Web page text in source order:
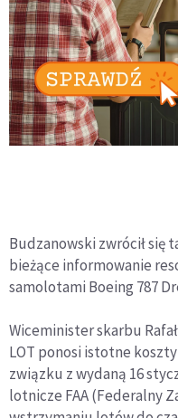
Budzanowski zwrócił się
bieżące informowanie
samolotami Boeing 787
Wiceminister skarbu
LOT ponosi istotne
związku z wydaną 16
lotnicze FAA (Federalny